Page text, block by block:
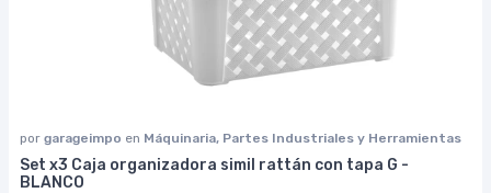
por garageimpo en Máquinaria, Partes Industriales y Herramientas
Set x3 Caja organizadora simil rattán con tapa G -
BLANCO